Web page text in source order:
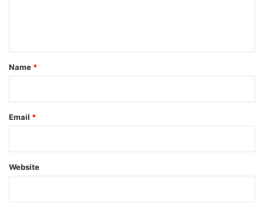
*
Name *
Email *
Website